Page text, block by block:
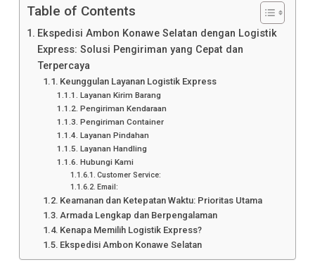
Table of Contents
Ekspedisi Ambon Konawe Selatan dengan Logistik
Express: Solusi Pengiriman yang Cepat dan
Terpercaya
Keunggulan Layanan Logistik Express
Layanan Kirim Barang
Pengiriman Kendaraan
Pengiriman Container
Layanan Pindahan
Layanan Handling
Hubungi Kami
Customer Service:
Email:
Keamanan dan Ketepatan Waktu: Prioritas Utama
Armada Lengkap dan Berpengalaman
Kenapa Memilih Logistik Express?
Ekspedisi Ambon Konawe Selatan